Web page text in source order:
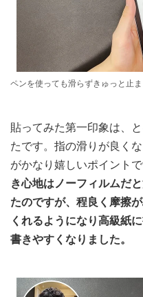
ペンを使っても滑らずきゅっと止
貼ってみた第一印象は、
たです。指の滑りが良く
がかなり嬉しいポイントで
き心地はノーフィルムだ
たのですが、程良く摩擦
くれるようになり高級紙
書きやすくなりました。